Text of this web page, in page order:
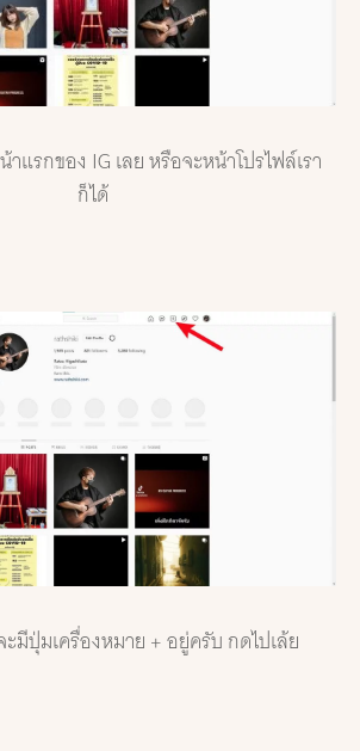
แรกของ IG เลย หรือจะหน้าโปรไฟล์เรา
ก็ได้
มีปุ่มเครื่องหมาย + อยู่ครับ กดไปเล้ย